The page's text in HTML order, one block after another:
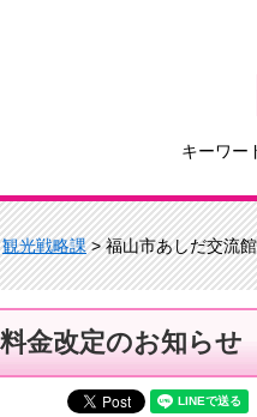
キーワー
観光戦略課> 福山市あしだ交流
金改定のお知らせ